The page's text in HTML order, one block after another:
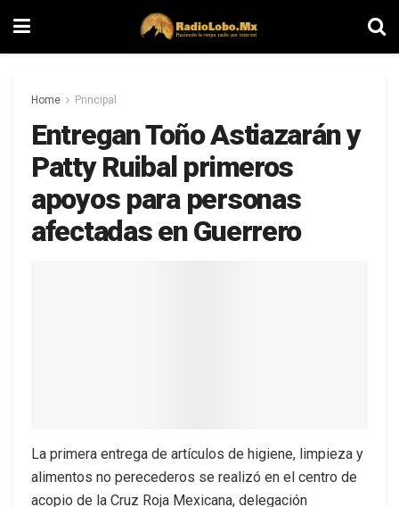
Home Principal
Entregan Toño Astiazarán y
Patty Ruibal primeros
apoyos para personas
afectadas en Guerrero
La primera entrega de artículos de higiene, limpieza y
alimentos no perecederos se realizó en el centro de
acopio de la Cruz Roja Mexicana, delegación